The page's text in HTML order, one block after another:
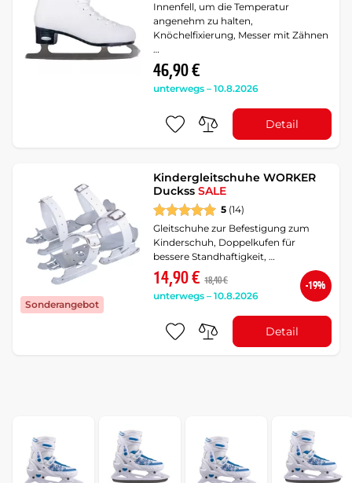
Innenfell, um die Temperatur
angenehm zu halten,
Knöchelfixierung, Messer mit Zähnen
…
46,90 €
unterwegs – 10.8.2026
Detail
Sonderangebot
Kindergleitschuhe WORKER
DuckssSALE
5 (14)
Gleitschuhe zur Befestigung zum
Kinderschuh, Doppelkufen für
bessere Standhaftigkeit, …
14,90 € 18,40 €
unterwegs – 10.8.2026
-19%
Detail